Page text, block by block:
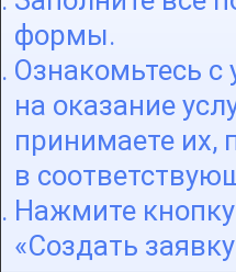
формы.
Ознакомьтесь с
на оказание
принимаете их,
в
Нажмите
«Создать